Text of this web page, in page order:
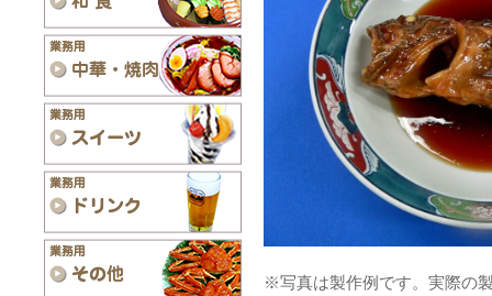
※写真は製作例です。実際の